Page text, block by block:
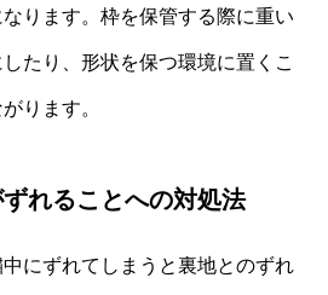
ります。枠を保管する際に重い
たり、形状を保つ環境に置くこ
ります。
れることへの対処法
にずれてしまうと裏地とのずれ